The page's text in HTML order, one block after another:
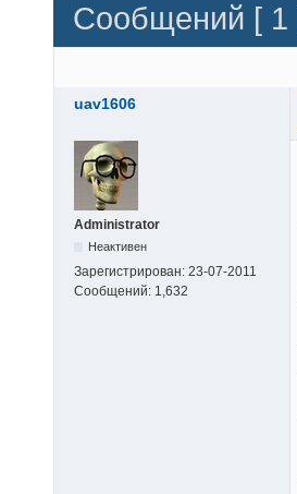
Сообщений [ 1
uav1606
Administrator
Неактивен
Зарегистрирован: 23-07-2011
Сообщений: 1,632